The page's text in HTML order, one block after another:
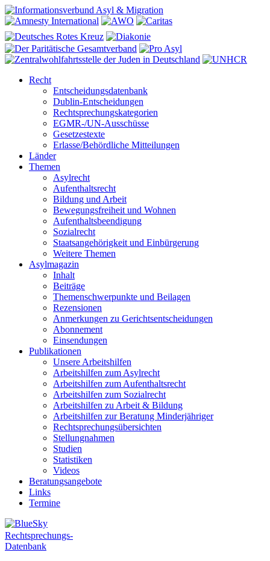
Recht
Entscheidungsdatenbank
Dublin-Entscheidungen
Rechtsprechungskategorien
EGMR-/UN-Ausschüsse
Gesetzestexte
Erlasse/Behördliche Mitteilungen
Länder
Themen
Asylrecht
Aufenthaltsrecht
Bildung und Arbeit
Bewegungsfreiheit und Wohnen
Aufenthaltsbeendigung
Sozialrecht
Staatsangehörigkeit und Einbürgerung
Weitere Themen
Asylmagazin
Inhalt
Beiträge
Themenschwerpunkte und Beilagen
Rezensionen
Anmerkungen zu Gerichtsentscheidungen
Abonnement
Einsendungen
Publikationen
Unsere Arbeitshilfen
Arbeitshilfen zum Asylrecht
Arbeitshilfen zum Aufenthaltsrecht
Arbeitshilfen zum Sozialrecht
Arbeitshilfen zu Arbeit & Bildung
Arbeitshilfen zur Beratung Minderjähriger
Rechtsprechungsübersichten
Stellungnahmen
Studien
Statistiken
Videos
Beratungsangebote
Links
Termine
Rechtsprechungs-
Datenbank